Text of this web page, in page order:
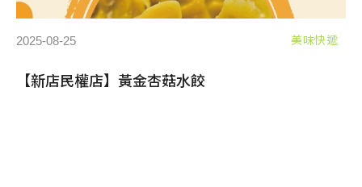
2025-08-25 美味快遞
【新店民權店】黃金杏菇水餃